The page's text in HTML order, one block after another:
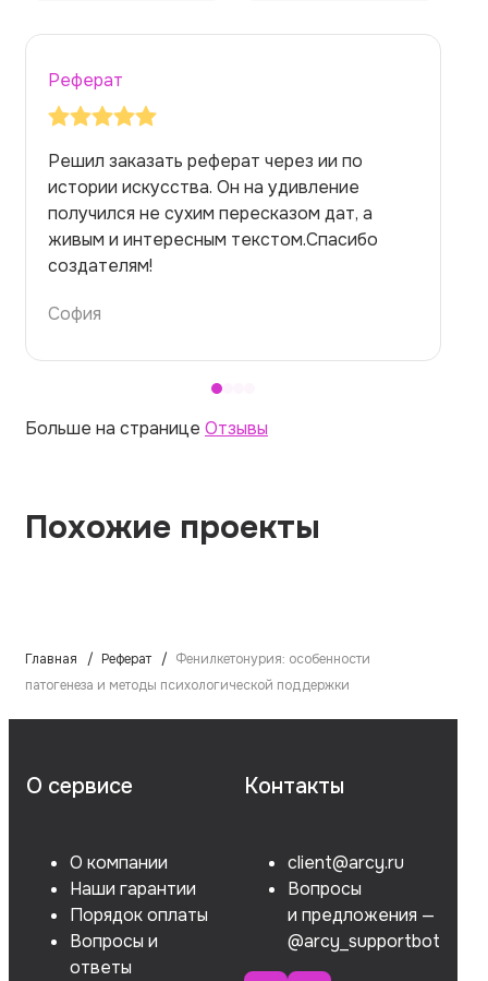
Реферат
Решил заказать реферат через ии по
истории искусства. Он на удивление
получился не сухим пересказом дат, а
живым и интересным текстом.Спасибо
создателям!
София
Больше на странице Отзывы
Похожие проекты
Главная Реферат
Фенилкетонурия: особенности
патогенеза и методы психологической поддержки
О сервисе
О компании
Наши гарантии
Порядок оплаты
Вопросы и
ответы
Контакты
client@arcy.ru
Вопросы
и предложения —
@arcy_supportbot